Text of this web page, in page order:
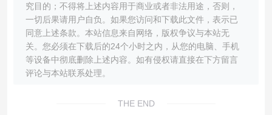
究目的；不得将上述内容用于商业或者非法用途，否则，
一切后果请用户自负。如果您访问和下载此文件，表示已
同意上述条款。本站信息来自网络，版权争议与本站无
关。您必须在下载后的24个小时之内，从您的电脑、手机
等设备中彻底删除上述内容。如有侵权请直接在下方留言
评论与本站联系处理。
THE END